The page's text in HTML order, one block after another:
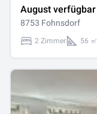
August verfügbar
8753 Fohnsdorf
2 Zimmer 56 ㎡